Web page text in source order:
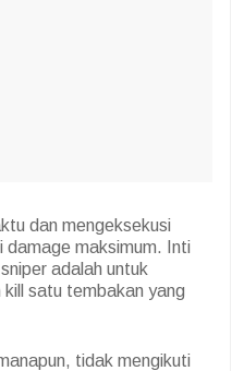
dan mengeksekusi
damage maksimum. Inti
adalah untuk
satu tembakan yang
tidak mengikuti